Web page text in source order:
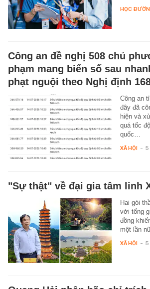
HỌC
Công an đề nghị 508 chủ
phạm mang biển số sau
phạt nguội theo Nghị định
Công an
đây đã
hiện và
quá tốc
quốc…
XÃ HỘI - 5
"Sự thật" về đại gia tâm linh
Hai gói
với tổng
đồng
một lần
XÃ HỘI - 5